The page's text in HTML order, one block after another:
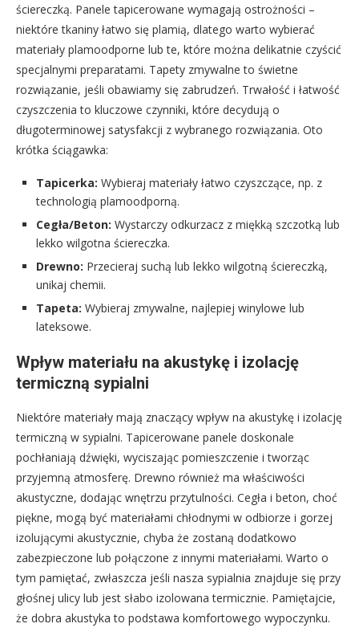
ściereczką. Panele tapicerowane wymagają ostrożności –
niektóre tkaniny łatwo się plamią, dlatego warto wybierać
materiały plamoodporne lub te, które można delikatnie czyścić
specjalnymi preparatami. Tapety zmywalne to świetne
rozwiązanie, jeśli obawiamy się zabrudzeń. Trwałość i łatwość
czyszczenia to kluczowe czynniki, które decydują o
długoterminowej satysfakcji z wybranego rozwiązania. Oto
krótka ściągawka:
Tapicerka: Wybieraj materiały łatwo czyszczące, np. z
technologią plamoodporną.
Cegła/Beton: Wystarczy odkurzacz z miękką szczotką lub
lekko wilgotna ściereczka.
Drewno: Przecieraj suchą lub lekko wilgotną ściereczką,
unikaj chemii.
Tapeta: Wybieraj zmywalne, najlepiej winylowe lub
lateksowe.
Wpływ materiału na akustykę i izolację
termiczną sypialni
Niektóre materiały mają znaczący wpływ na akustykę i izolację
termiczną w sypialni. Tapicerowane panele doskonale
pochłaniają dźwięki, wyciszając pomieszczenie i tworząc
przyjemną atmosferę. Drewno również ma właściwości
akustyczne, dodając wnętrzu przytulności. Cegła i beton, choć
piękne, mogą być materiałami chłodnymi w odbiorze i gorzej
izolującymi akustycznie, chyba że zostaną dodatkowo
zabezpieczone lub połączone z innymi materiałami. Warto o
tym pamiętać, zwłaszcza jeśli nasza sypialnia znajduje się przy
głośnej ulicy lub jest słabo izolowana termicznie. Pamiętajcie,
że dobra akustyka to podstawa komfortowego wypoczynku.